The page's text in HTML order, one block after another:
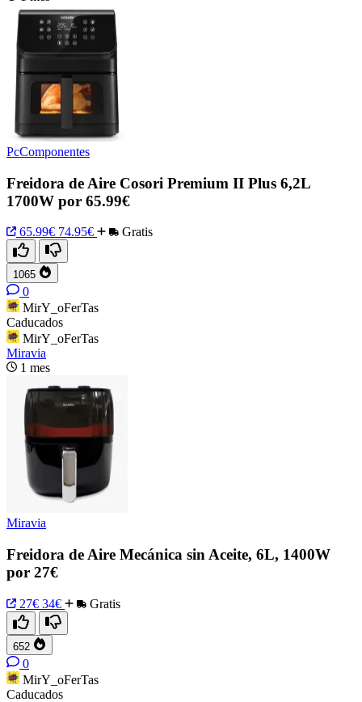
PcComponentes
Freidora de Aire Cosori Premium II Plus 6,2L
1700W por 65.99€
65.99€ 74.95€ Gratis
1065
0
MirY_oFerTas
Caducados
MirY_oFerTas
Miravia
1 mes
Miravia
Freidora de Aire Mecánica sin Aceite, 6L, 1400W
por 27€
27€ 34€ Gratis
652
0
MirY_oFerTas
Caducados